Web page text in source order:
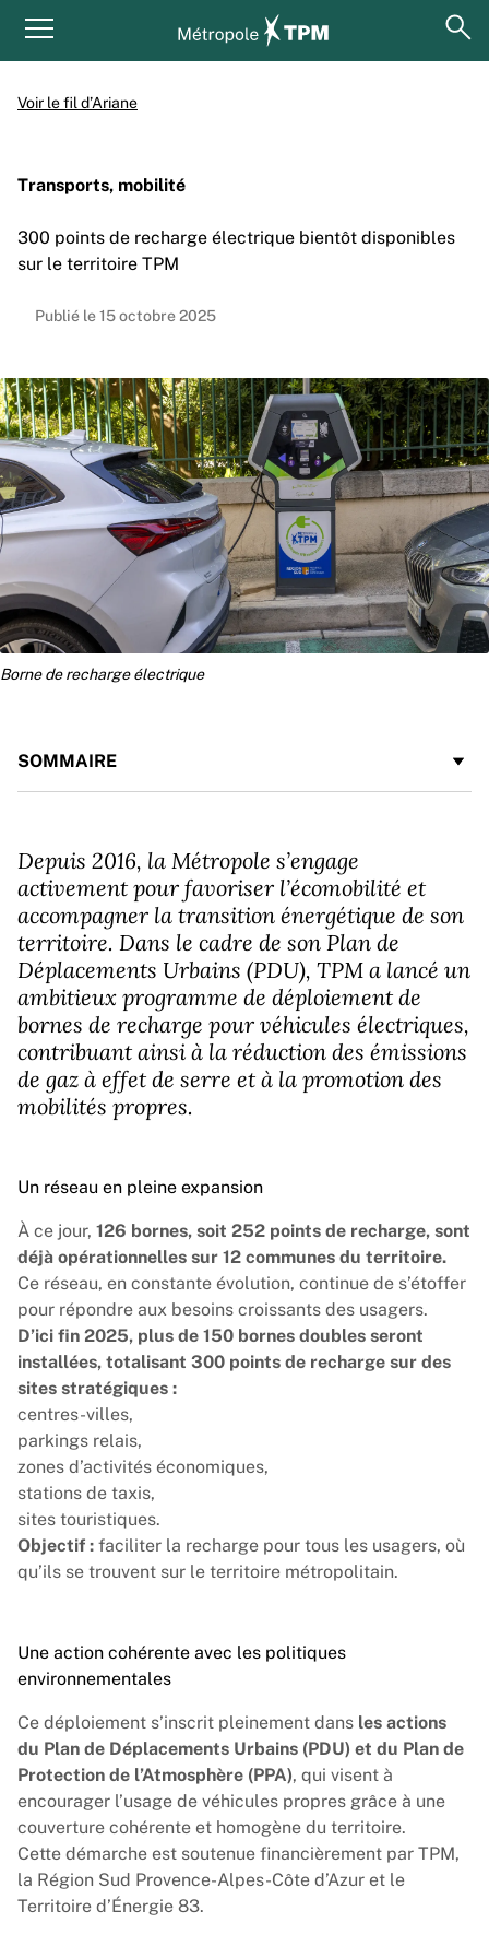
Menu principal
Voir le fil d’Ariane
Transports, mobilité
300 points de recharge électrique bientôt disponibles
sur le territoire TPM
Publié le 15 octobre 2025
Borne de recharge électrique
SOMMAIRE
Depuis 2016, la Métropole s’engage
activement pour favoriser l’écomobilité et
accompagner la transition énergétique de son
territoire. Dans le cadre de son Plan de
Déplacements Urbains (PDU), TPM a lancé un
ambitieux programme de déploiement de
bornes de recharge pour véhicules électriques,
contribuant ainsi à la réduction des émissions
de gaz à effet de serre et à la promotion des
mobilités propres.
Un réseau en pleine expansion
À ce jour, 126 bornes, soit 252 points de recharge, sont
déjà opérationnelles sur 12 communes du territoire.
Ce réseau, en constante évolution, continue de s’étoffer
pour répondre aux besoins croissants des usagers.
D’ici fin 2025, plus de 150 bornes doubles seront
installées, totalisant 300 points de recharge sur des
sites stratégiques :
centres-villes,
parkings relais,
zones d’activités économiques,
stations de taxis,
sites touristiques.
Objectif : faciliter la recharge pour tous les usagers, où
qu’ils se trouvent sur le territoire métropolitain.
Une action cohérente avec les politiques
environnementales
Ce déploiement s’inscrit pleinement dans les actions
du Plan de Déplacements Urbains (PDU) et du Plan de
Protection de l’Atmosphère (PPA), qui visent à
encourager l’usage de véhicules propres grâce à une
couverture cohérente et homogène du territoire.
Cette démarche est soutenue financièrement par TPM,
la Région Sud Provence-Alpes-Côte d’Azur et le
Territoire d’Énergie 83.